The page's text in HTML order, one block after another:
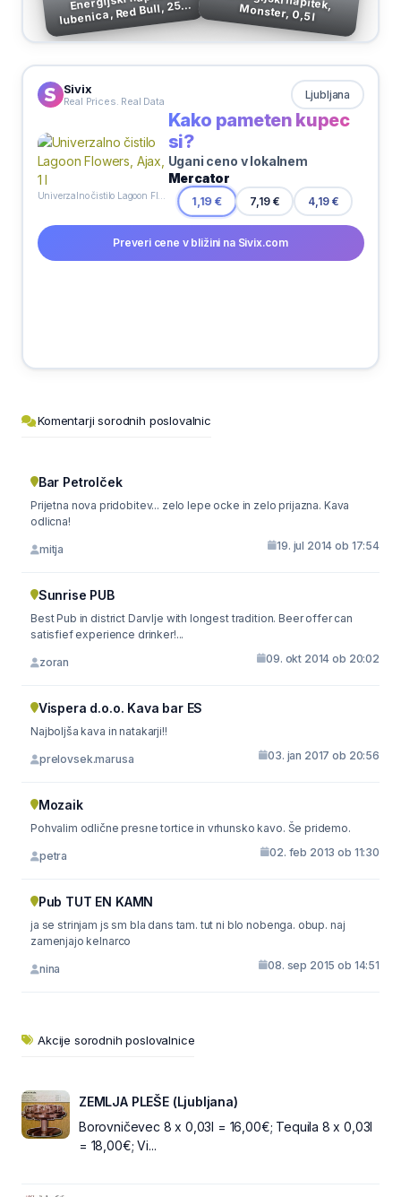
lubenica, Red Bull, 250
ml
Monster, 0,5 l
Sivix
Real Prices. Real Data Ljubljana
Kako pameten kupec
si?
Ugani ceno v lokalnem
Mercator
1,19 € 7,19 € 4,19 €
Preveri cene v bližini na Sivix.com
Komentarji sorodnih poslovalnic
Bar Petrolček
Prijetna nova pridobitev... zelo lepe ocke in zelo prijazna. Kava
odlicna!
mitja 19. jul 2014 ob 17:54
Sunrise PUB
Best Pub in district Darvlje with longest tradition. Beer offer can
satisfief experience drinker!...
zoran 09. okt 2014 ob 20:02
Vispera d.o.o. Kava bar ES
Najboljša kava in natakarji!!
prelovsek.marusa 03. jan 2017 ob 20:56
Mozaik
Pohvalim odlične presne tortice in vrhunsko kavo. Še pridemo.
petra 02. feb 2013 ob 11:30
Pub TUT EN KAMN
ja se strinjam js sm bla dans tam. tut ni blo nobenga. obup. naj
zamenjajo kelnarco
nina 08. sep 2015 ob 14:51
Akcije sorodnih poslovalnice
ZEMLJA PLEŠE (Ljubljana)
Borovničevec 8 x 0,03l = 16,00€; Tequila 8 x 0,03l
= 18,00€; Vi...